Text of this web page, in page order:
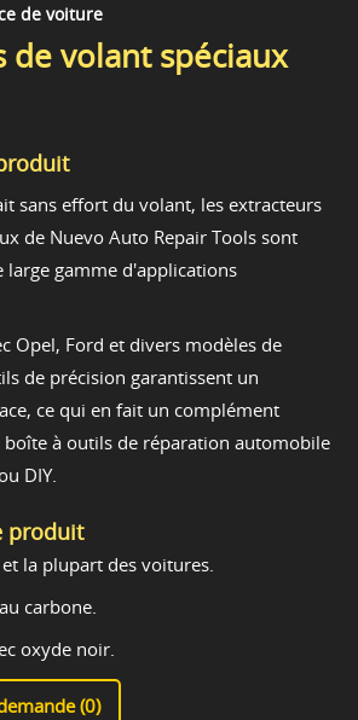
de voiture
de volant spéciaux
sans effort du volant, les extracteurs
de Nuevo Auto Repair Tools sont
large gamme d'applications
Opel, Ford et divers modèles de
de précision garantissent un
ce qui en fait un complément
boîte à outils de réparation automobile
DIY.
produit
la plupart des voitures.
carbone.
oxyde noir.
(0)